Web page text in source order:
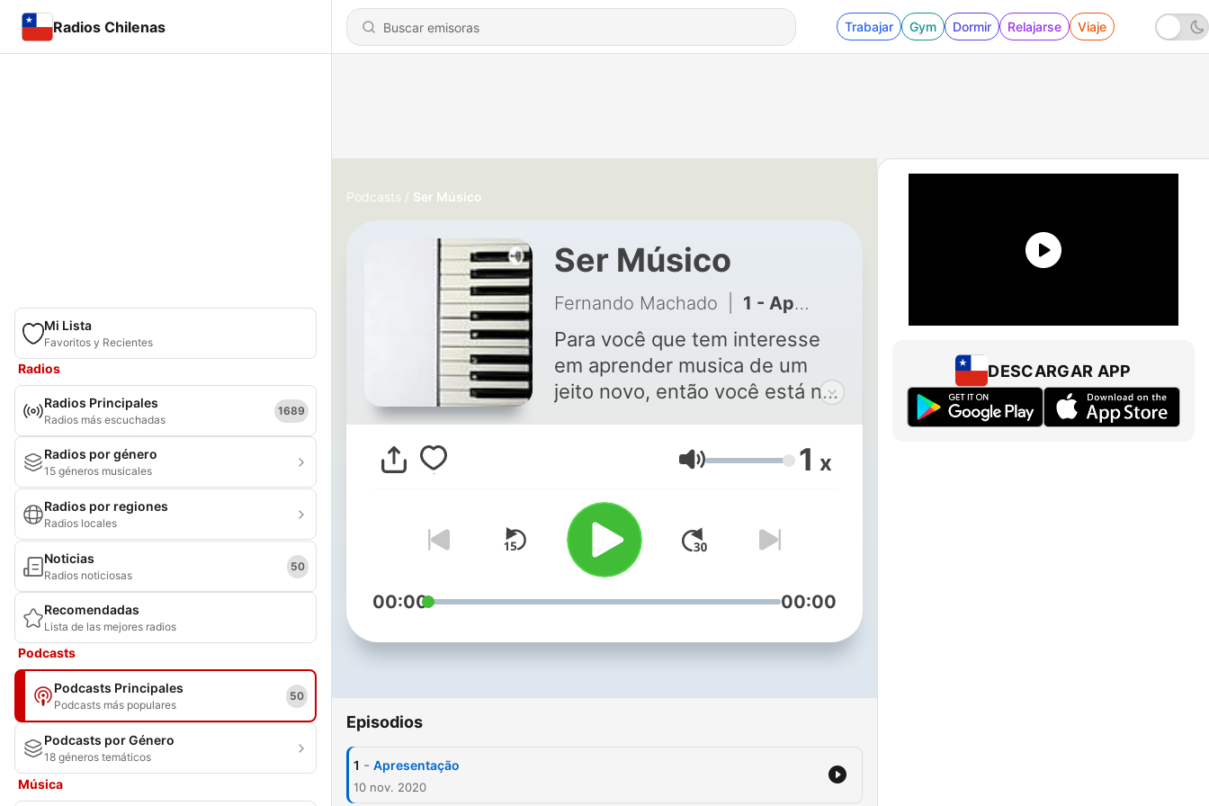
Radios Chilenas Trabajar Gym Dormir Relajarse Viaje
Mi Lista
Favoritos y Recientes
Radios
Radios Principales
Radios más escuchadas
1689
Radios por género
15 géneros musicales
Radios por regiones
Radios locales
Noticias
Radios noticiosas
50
Recomendadas
Lista de las mejores radios
Podcasts
Podcasts Principales
Podcasts más populares
50
Podcasts por Género
18 géneros temáticos
Música
Podcasts Ser Músico
Ser Músico
Fernando Machado 1 - Apresentação
Para você que tem interesse
em aprender musica de um
jeito novo, então você está no
se aprender a tocar um
instrumento primeiro você
instrumento ou seja percepção
musical. Então, para provar que
você é capaz de entender
ouvindo através da perceção,
musicas semanais. Espero que
Volumen 1 x
00:00 00:00
Episodios
1 - Apresentação
10 nov. 2020
DESCARGAR APP